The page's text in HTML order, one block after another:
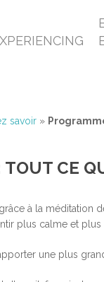
savoir »
CE
à la méditation
plus calme et plus
une plus